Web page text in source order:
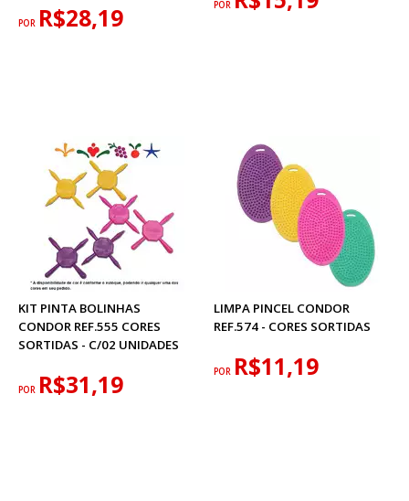
POR R$28,19 POR
KIT PINTA BOLINHAS
CONDOR REF.555 CORES
SORTIDAS - C/02 UNIDADES
POR R$31,19
LIMPA PINCEL CONDOR
REF.574 - CORES SORTIDAS
POR R$11,19